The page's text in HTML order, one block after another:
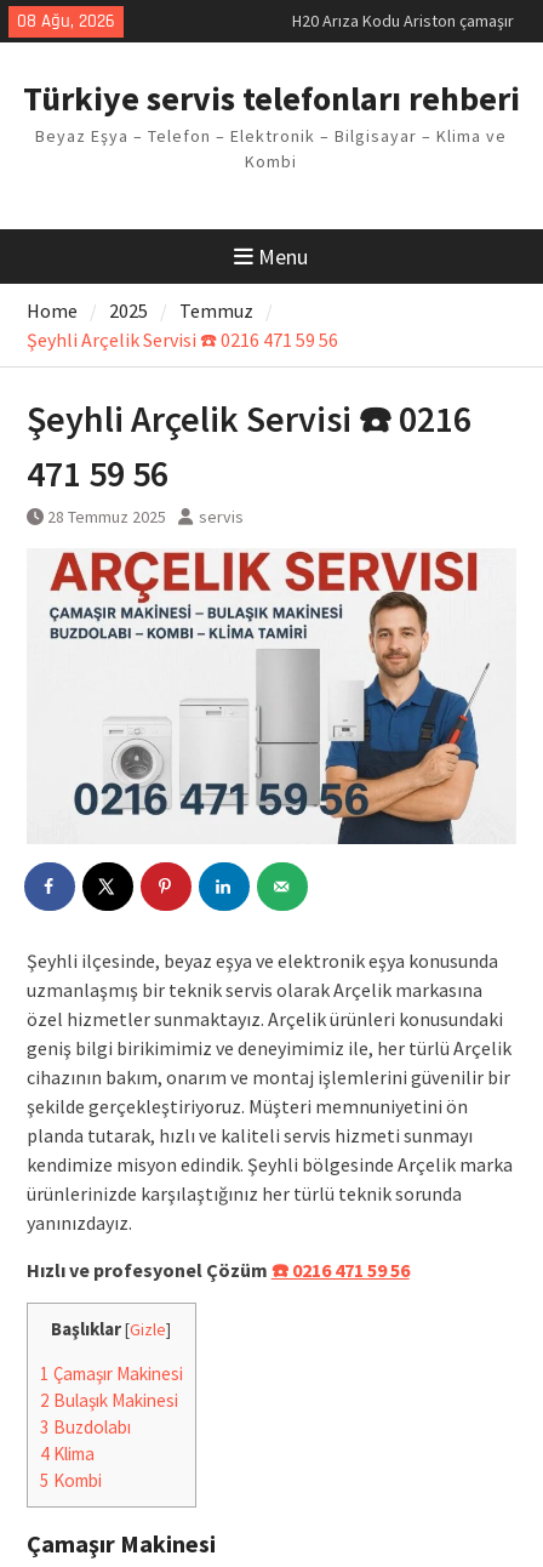
Skip
to
08 Ağu, 2026
LG kombi E2 Arızası Çözümü
Vaillant çamaşır makinesi E03
Arıza Kodu
Ferroli klima E3 Arızası Çözümü
Türkiye servis telefonları rehberi
Beyaz Eşya – Telefon – Elektronik – Bilgisayar – Klima ve
Kombi
Menu
Home 2025
Temmuz
Şeyhli Arçelik Servisi ☎️ 0216 471 59 56
Şeyhli Arçelik Servisi ☎️ 0216
471 59 56
28 Temmuz 2025 servis
Şeyhli ilçesinde, beyaz eşya ve elektronik eşya konusunda
uzmanlaşmış bir teknik servis olarak Arçelik markasına
özel hizmetler sunmaktayız. Arçelik ürünleri konusundaki
geniş bilgi birikimimiz ve deneyimimiz ile, her türlü Arçelik
cihazının bakım, onarım ve montaj işlemlerini güvenilir bir
şekilde gerçekleştiriyoruz. Müşteri memnuniyetini ön
planda tutarak, hızlı ve kaliteli servis hizmeti sunmayı
kendimize misyon edindik. Şeyhli bölgesinde Arçelik marka
ürünlerinizde karşılaştığınız her türlü teknik sorunda
yanınızdayız.
Hızlı ve profesyonel Çözüm ☎️ 0216 471 59 56
Başlıklar[Gizle]
1 Çamaşır Makinesi
2 Bulaşık Makinesi
3 Buzdolabı
4Klima
5 Kombi
Çamaşır Makinesi